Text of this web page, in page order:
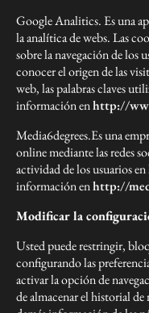
Google Analitics. Es una
la analítica de webs. Las
sobre la navegación de los
conocer el origen de las
web, las palabras claves
información enhttp://
Media6degrees.Es una
online mediante las redes
actividad de los usuarios
información enhttp://
Modificar la
Usted puede restringir,
configurando las
activar la opción de
de almacenar el historial de